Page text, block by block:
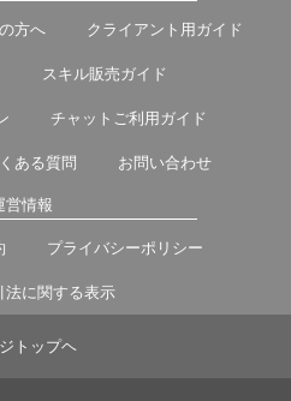
方へ クライアント用ガイド
スキル販売ガイド
チャットご利用ガイド
ある質問 お問い合わせ
営情報
プライバシーポリシー
法に関する表示
トップヘ